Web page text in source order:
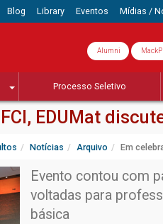
Blog Library Eventos Mídias /
Alumni
Processo Seletivo
EDUMat
Notícias Arquivo Em
Evento contou com
voltadas para
básica